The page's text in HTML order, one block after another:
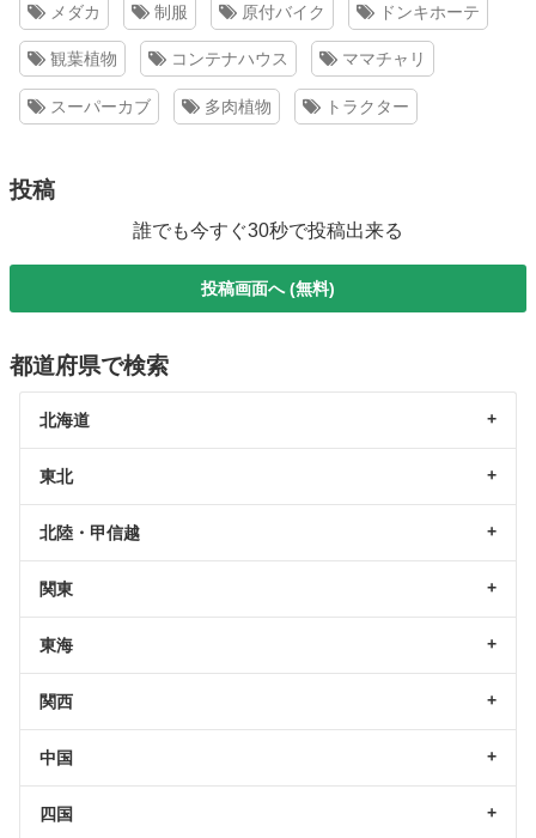
メダカ 制服 原付バイク ドンキホーテ
観葉植物 コンテナハウス ママチャリ
スーパーカブ 多肉植物 トラクター
投稿
誰でも今すぐ30秒で投稿出来る
投稿画面へ (無料)
都道府県で検索
北海道
東北
北陸・甲信越
関東
東海
関西
中国
四国